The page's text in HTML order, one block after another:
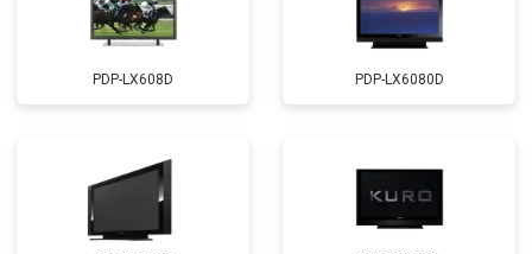
PDP-LX608D PDP-LX6080D